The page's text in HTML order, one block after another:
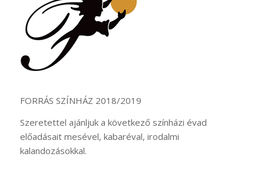
FORRÁS SZÍNHÁZ 2018/2019
Szeretettel ajánljuk a következő színházi évad
előadásait mesével, kabaréval, irodalmi
kalandozásokkal.